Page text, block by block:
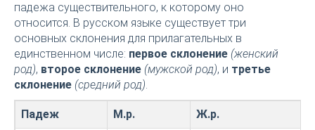
падежа существительного, к которому оно
относится. В русском языке существует три
основных склонения для прилагательных в
единственном числе: первое склонение (женский
род), второе склонение (мужской род), и третье
склонение (средний род).
Падеж М.р. Ж.р.